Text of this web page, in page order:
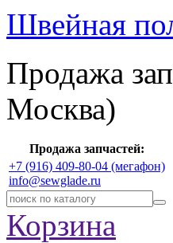
Швейная
Продажа
Москва)
Продажа запчастей:
+7 (916) 409-80-04 (мегафон)
info@sewglade.ru
Корзина